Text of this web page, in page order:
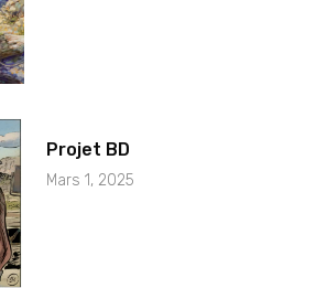
Projet BD
Mars 1, 2025